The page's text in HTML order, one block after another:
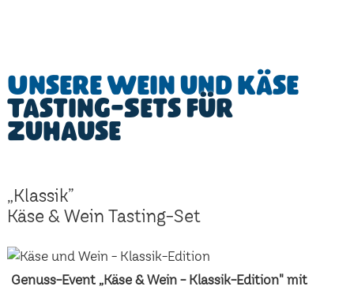
Unsere Wein und Käse
Tasting-Sets für
Zuhause
„Klassik”
Käse & Wein Tasting-Set
Genuss-Event „Käse & Wein - Klassik-Edition" mit